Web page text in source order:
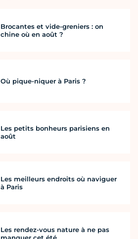
Brocantes et vide-greniers : on
chine où en août ?
Où pique-niquer à Paris ?
Les petits bonheurs parisiens en
août
Les meilleurs endroits où naviguer
à Paris
Les rendez-vous nature à ne pas